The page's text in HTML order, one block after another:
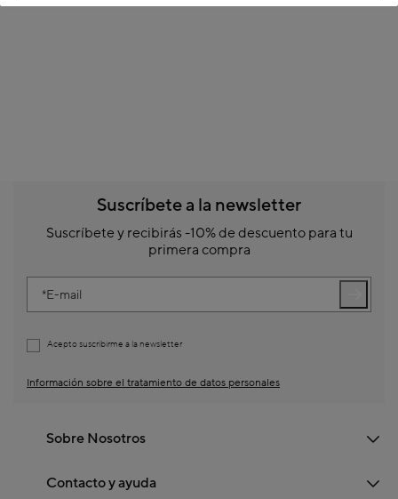
Suscríbete a la newsletter
Suscríbete y recibirás -10% de descuento para tu
primera compra
E-mail
Acepto suscribirme a la newsletter
Información sobre el tratamiento de datos personales
Sobre Nosotros
Contacto y ayuda